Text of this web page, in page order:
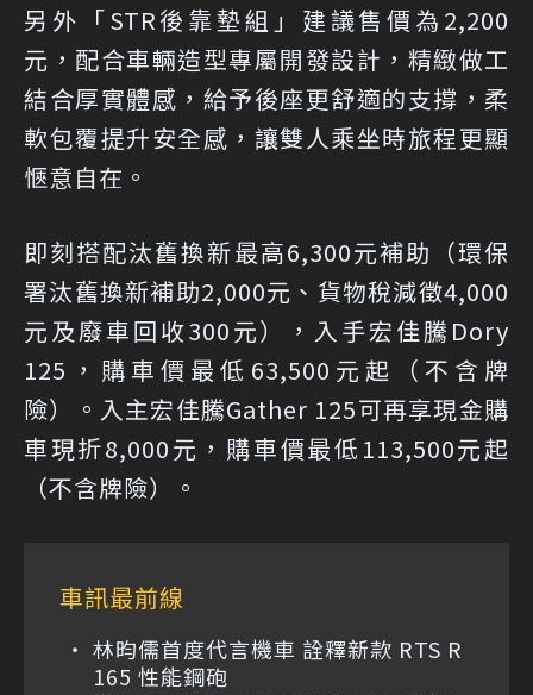
另外「STR後靠墊組」建議售價為2,200
元，配合車輛造型專屬開發設計，精緻做工
結合厚實體感，給予後座更舒適的支撐，柔
軟包覆提升安全感，讓雙人乘坐時旅程更顯
愜意自在。
即刻搭配汰舊換新最高6,300元補助（環保
署汰舊換新補助2,000元、貨物稅減徵4,000
元及廢車回收300元），入手宏佳騰Dory
125，購車價最低63,500元起（不含牌
險）。入主宏佳騰Gather 125可再享現金購
車現折8,000元，購車價最低113,500元起
（不含牌險）。
車訊最前線
林昀儒首度代言機車 詮釋新款 RTS R
165 性能鋼砲